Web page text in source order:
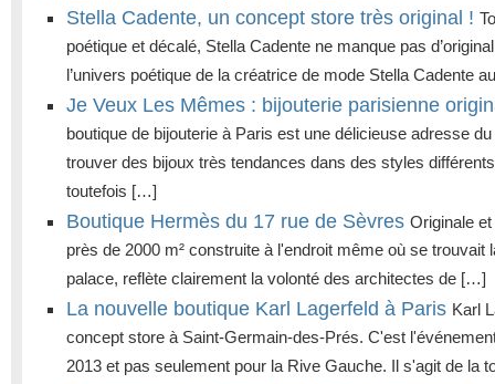
Stella Cadente, un concept store très original !
poétique et décalé, Stella Cadente ne manque pas
l’univers poétique de la créatrice de mode Stella Cadente
Je Veux Les Mêmes : bijouterie parisienne
boutique de bijouterie à Paris est une délicieuse adresse
trouver des bijoux très tendances dans des styles
toutefois […]
Boutique Hermès du 17 rue de Sèvres Originale
près de 2000 m² construite à l'endroit même où se trouvait
palace, reflète clairement la volonté des architectes de […]
La nouvelle boutique Karl Lagerfeld à Paris Karl
concept store à Saint-Germain-des-Prés. C'est
2013 et pas seulement pour la Rive Gauche. Il s'agit de la